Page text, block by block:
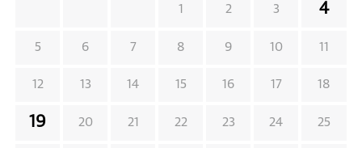
1 2 3 4
5 6 7 8 9 10 11
12 13 14 15 16 17 18
19 20 21 22 23 24 25